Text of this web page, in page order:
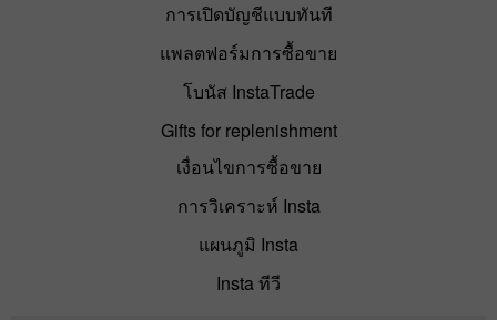
การเปิดบัญชีแบบทันที
แพลตฟอร์มการซื้อขาย
โบนัส InstaTrade
Gifts for replenishment
เงื่อนไขการซื้อขาย
การวิเคราะห์ Insta
แผนภูมิ Insta
Insta ทีวี